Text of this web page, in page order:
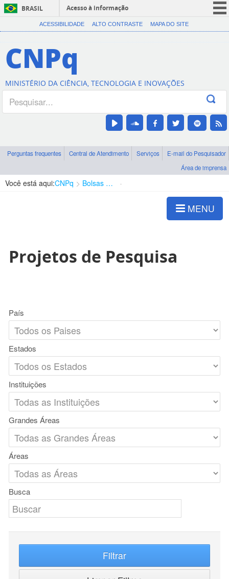
BRASIL
Acesso à informação
CORONAVÍRUS (COVID-19)
Canais
ACESSIBILIDADE ALTO CONTRASTE MAPA DO SITE
CNPq
MINISTÉRIO DA CIÊNCIA, TECNOLOGIA E INOVAÇÕES
Perguntas frequentes Central de Atendimento Serviços
E-mail do Pesquisador
Área de imprensa
Você está aqui:CNPq Bolsas e Auxílios Vigentes
MENU
Projetos de Pesquisa
País
Estados
Instituições
Grandes Áreas
Áreas
Busca
Filtrar